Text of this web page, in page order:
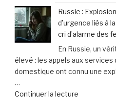
un
service
chien
ou
chat
vieillit
:
astuces
faciles
Russie :
d’urgence liés à
cri d’alarme des
En Russie, un
élevé : les appels aux services
domestique ont connu une
…
Continuer la lecture